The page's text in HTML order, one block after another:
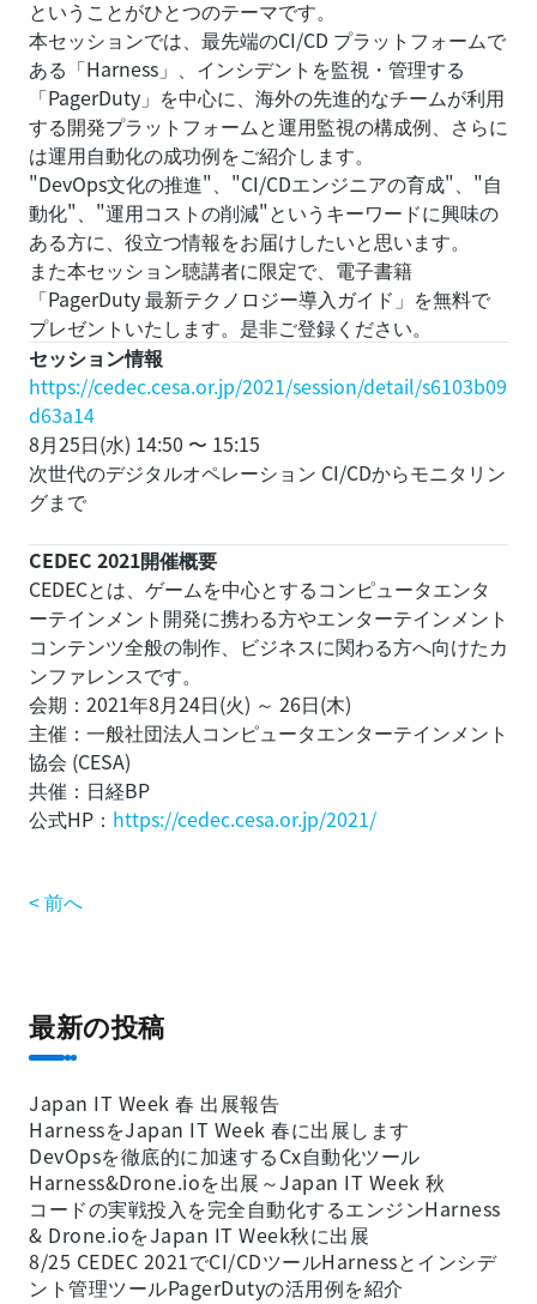
ということがひとつのテーマです。
本セッションでは、最先端のCI/CD プラットフォームで
ある「Harness」、インシデントを監視・管理する
「PagerDuty」を中心に、海外の先進的なチームが利用
する開発プラットフォームと運用監視の構成例、さらに
は運用自動化の成功例をご紹介します。
"DevOps文化の推進"、"CI/CDエンジニアの育成"、"自
動化"、"運用コストの削減"というキーワードに興味の
ある方に、役立つ情報をお届けしたいと思います。
また本セッション聴講者に限定で、電子書籍
「PagerDuty 最新テクノロジー導入ガイド」を無料で
プレゼントいたします。是非ご登録ください。
セッション情報
https://cedec.cesa.or.jp/2021/session/detail/s6103b09
d63a14
8月25日(水) 14:50 〜 15:15
次世代のデジタルオペレーション CI/CDからモニタリン
グまで
CEDEC 2021開催概要
CEDECとは、ゲームを中心とするコンピュータエンタ
ーテインメント開発に携わる方やエンターテインメント
コンテンツ全般の制作、ビジネスに関わる方へ向けたカ
ンファレンスです。
会期：2021年8月24日(火) ～ 26日(木)
主催：一般社団法人コンピュータエンターテインメント
協会 (CESA)
共催：日経BP
公式HP： https://cedec.cesa.or.jp/2021/
< 前へ
最新の投稿
Japan IT Week 春 出展報告
HarnessをJapan IT Week 春に出展します
DevOpsを徹底的に加速するCx自動化ツール
Harness&Drone.ioを出展～Japan IT Week 秋
コードの実戦投入を完全自動化するエンジンHarness
& Drone.ioをJapan IT Week秋に出展
8/25 CEDEC 2021でCI/CDツールHarnessとインシデ
ント管理ツールPagerDutyの活用例を紹介